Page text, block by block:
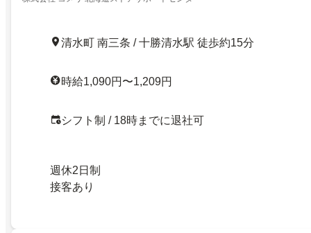
清水町 南三条 / 十勝清水駅 徒歩約15分
時給1,090円〜1,209円
シフト制 / 18時までに退社可
週休2日制
接客あり